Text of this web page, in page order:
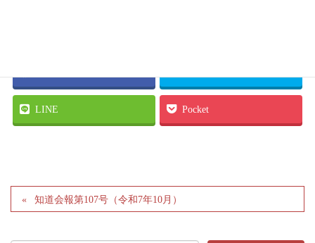
LINE Pocket
知道会報第107号（令和7年10月）